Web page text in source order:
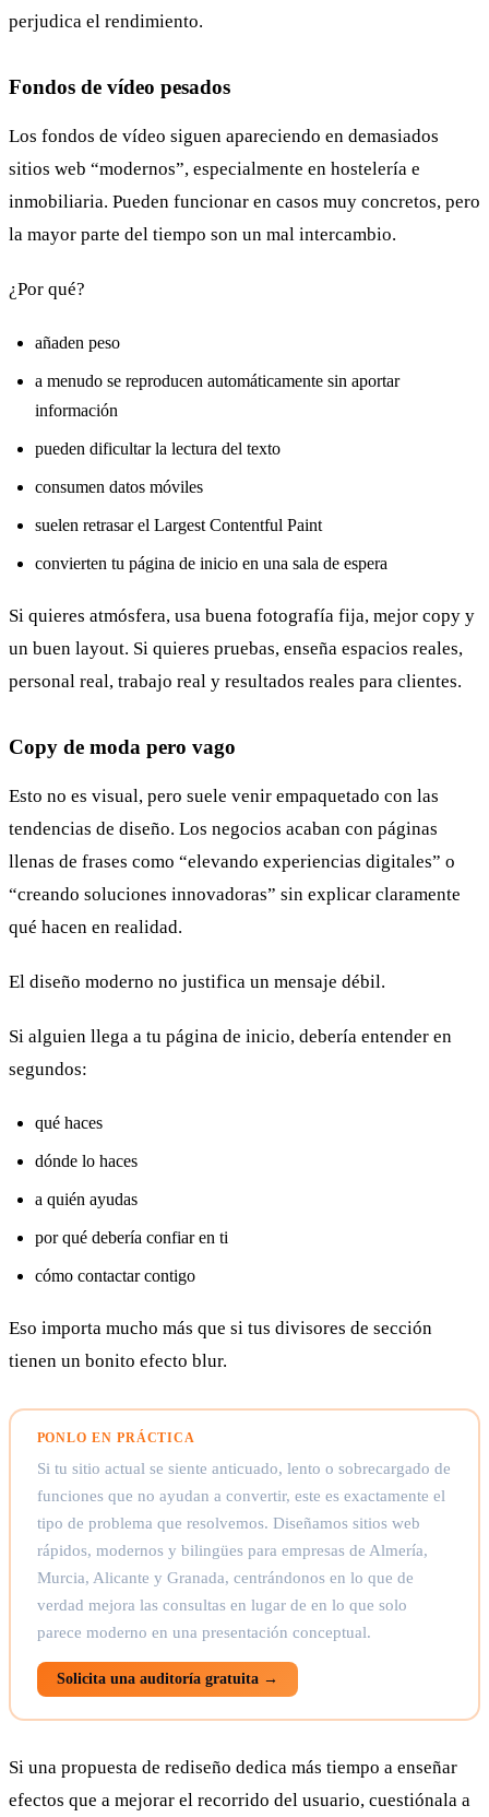
perjudica el rendimiento.
Fondos de vídeo pesados
Los fondos de vídeo siguen apareciendo en demasiados
sitios web “modernos”, especialmente en hostelería e
inmobiliaria. Pueden funcionar en casos muy concretos, pero
la mayor parte del tiempo son un mal intercambio.
¿Por qué?
añaden peso
a menudo se reproducen automáticamente sin aportar
información
pueden dificultar la lectura del texto
consumen datos móviles
suelen retrasar el Largest Contentful Paint
convierten tu página de inicio en una sala de espera
Si quieres atmósfera, usa buena fotografía fija, mejor copy y
un buen layout. Si quieres pruebas, enseña espacios reales,
personal real, trabajo real y resultados reales para clientes.
Copy de moda pero vago
Esto no es visual, pero suele venir empaquetado con las
tendencias de diseño. Los negocios acaban con páginas
llenas de frases como “elevando experiencias digitales” o
“creando soluciones innovadoras” sin explicar claramente
qué hacen en realidad.
El diseño moderno no justifica un mensaje débil.
Si alguien llega a tu página de inicio, debería entender en
segundos:
qué haces
dónde lo haces
a quién ayudas
por qué debería confiar en ti
cómo contactar contigo
Eso importa mucho más que si tus divisores de sección
tienen un bonito efecto blur.
PONLO EN PRÁCTICA
Si tu sitio actual se siente anticuado, lento o sobrecargado de
funciones que no ayudan a convertir, este es exactamente el
tipo de problema que resolvemos. Diseñamos sitios web
rápidos, modernos y bilingües para empresas de Almería,
Murcia, Alicante y Granada, centrándonos en lo que de
verdad mejora las consultas en lugar de en lo que solo
parece moderno en una presentación conceptual.
Solicita una auditoría gratuita →
Si una propuesta de rediseño dedica más tiempo a enseñar
efectos que a mejorar el recorrido del usuario, cuestiónala a